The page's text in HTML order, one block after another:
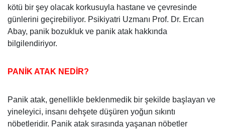
kötü bir şey olacak korkusuyla hastane ve çevresinde
günlerini geçirebiliyor. Psikiyatri Uzmanı Prof. Dr. Ercan
Abay, panik bozukluk ve panik atak hakkında
bilgilendiriyor.
PANİK ATAK NEDİR?
Panik atak, genellikle beklenmedik bir şekilde başlayan ve
yineleyici, insanı dehşete düşüren yoğun sıkıntı
nöbetleridir. Panik atak sırasında yaşanan nöbetler